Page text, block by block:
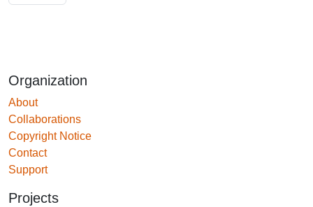
Organization
About
Collaborations
Copyright Notice
Contact
Support
Projects